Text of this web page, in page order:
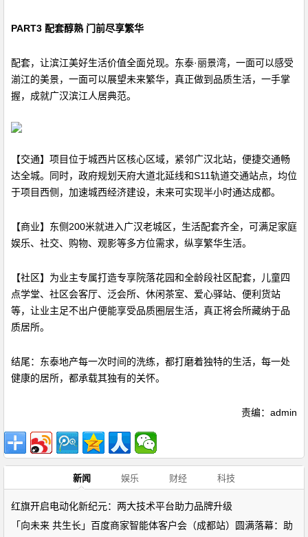
PART3 配套醇熟 门前尽享繁华
配套，让滨江美好生活价值全面兑现。东泰·丽景湾，一面可以感受
湔江的美景，一面可以展望未来繁华，真正做到品质生活，一手掌
握，成就广汉滨江人居典范。
【交通】项目位于城西片区核心区域，紧邻广汉北站，便捷交通畅
达全城。同时，政府规划天府大道北延线和S11轨道交通站点，均位
于项目西侧，加速城西经济建设，未来可实现半小时通达成都。
【商业】东侧200米就进入广汉老城区，生活配套齐全，可满足家庭
娱乐、社交、购物、观影等多方位需求，纵享繁华生活。
【社区】为业主专属打造专享院落花园和全龄段社区配套，儿童四
点学堂、社区会客厅、泛会所、休闲茶室、爱心驿站、便利货站
等，让业主足不出户便能享受品质圈层生活，真正将会所藏纳于品
质居所。
结尾：东泰地产每一次时间的洗练，都打磨着独特的生活，每一处
健康的居所，都承载其独有的关怀。
责编：admin
新闻 娱乐 财经 科技
红旗开启电动化新纪元：两大技术平台助力品牌升级
「向未来 共生长」百度商家智能体客户会（成都站）圆满落幕：助